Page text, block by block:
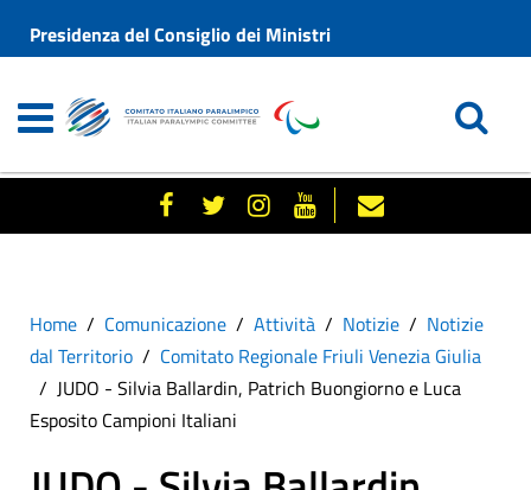
Presidenza del Consiglio dei Ministri
Home Comunicazione Attività Notizie
Notizie
dal Territorio
Comitato Regionale Friuli Venezia Giulia
JUDO - Silvia Ballardin, Patrich Buongiorno e Luca
Esposito Campioni Italiani